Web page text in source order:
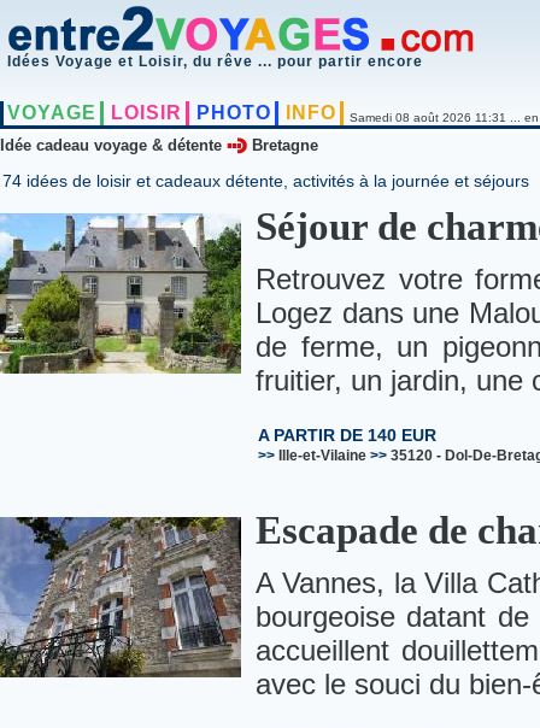
Idées Voyage et Loisir, du rêve ... pour partir encore
VOYAGE LOISIR PHOTO INFO Samedi 08 août 2026 11:31 ...
Idée cadeau voyage & détente Bretagne
74 idées de loisir et cadeaux détente, activités à la journée et séjours
Séjour de
Retrouvez votre
Logez dans une
de ferme, un
fruitier, un jardin, une
A PARTIR DE 140 EUR
>> Ille-et-Vilaine >> 35120 - Dol-De-
Escapade de
A Vannes, la Villa
bourgeoise datant
accueillent
avec le souci du